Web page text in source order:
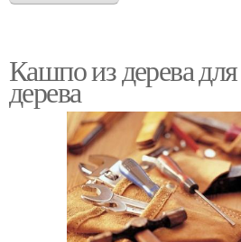
Кашпо из дерева
дерева